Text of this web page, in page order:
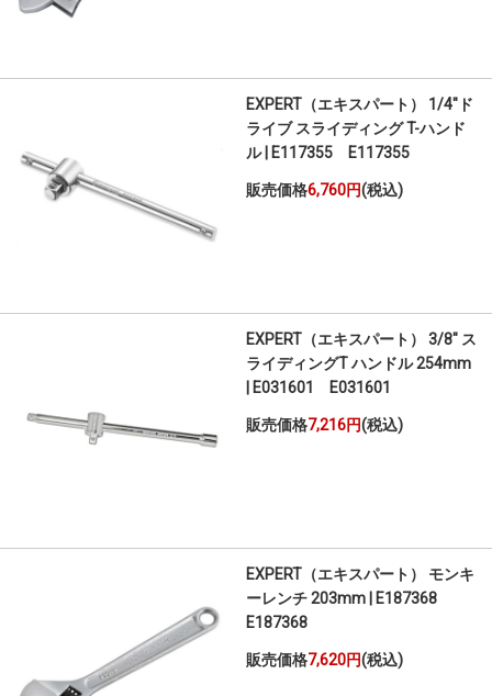
EXPERT（エキスパート） 1/4"ド
ライブ スライディング T-ハンド
ル | E117355 E117355
販売価格6,760円(税込)
EXPERT（エキスパート） 3/8" ス
ライディングT ハンドル 254mm
| E031601 E031601
販売価格7,216円(税込)
EXPERT（エキスパート） モンキ
ーレンチ 203mm | E187368
E187368
販売価格7,620円(税込)